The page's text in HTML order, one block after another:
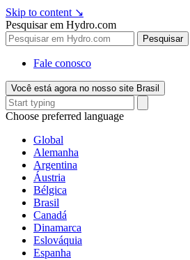
Skip to content ↘
Pesquisar em Hydro.com
Pesquisar
Fale conosco
Você está agora no nosso site Brasil
Choose preferred language
Global
Alemanha
Argentina
Áustria
Bélgica
Brasil
Canadá
Dinamarca
Eslováquia
Espanha